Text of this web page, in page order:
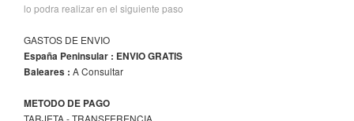
lo podra realizar en el siguiente paso
GASTOS DE ENVIO
España Peninsular : ENVIO GRATIS
Baleares : A Consultar
METODO DE PAGO
TARJETA - TRANSFERENCIA